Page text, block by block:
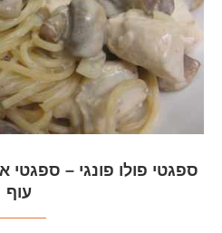
ספגטי פולו פונגי –
עוף